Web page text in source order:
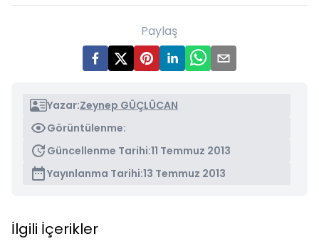
Paylaş
Yazar:Zeynep GÜÇLÜCAN
Görüntülenme:
Güncellenme Tarihi:11 Temmuz 2013
Yayınlanma Tarihi:13 Temmuz 2013
İlgili İçerikler